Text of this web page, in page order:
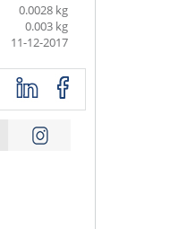
0.0028 kg
0.003 kg
11-12-2017